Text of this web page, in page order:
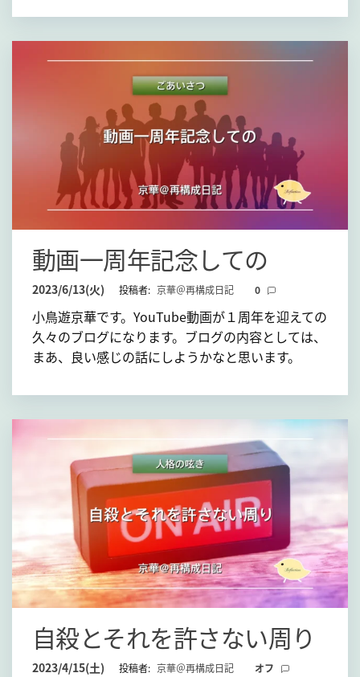
動画一周年記念しての
2023/6/13(火) 投稿者: 京華＠再構成日記 0
小鳥遊京華です。YouTube動画が１周年を迎えての
久々のブログになります。ブログの内容としては、
まあ、良い感じの話にしようかなと思います。
自殺とそれを許さない周り
2023/4/15(土) 投稿者: 京華＠再構成日記 オフ